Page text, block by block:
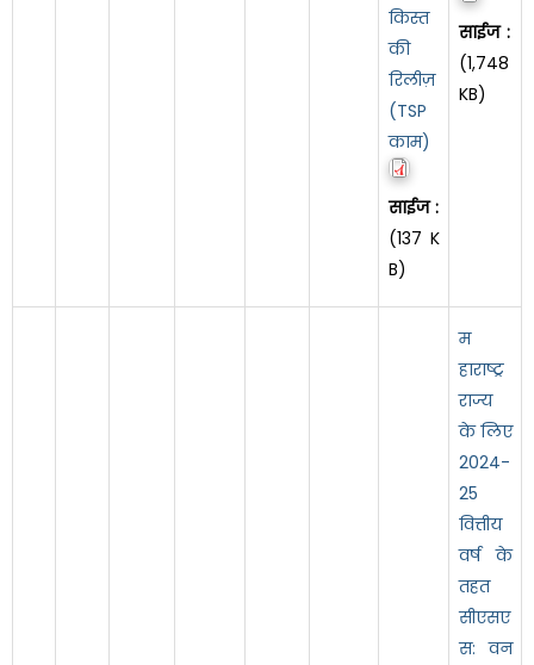
किस्त
की
रिलीज़
(TSP
काम)
साईज :
(137 K
B)
साईज :
(1,748
KB)
म
हाराष्ट्र
राज्य
के लिए
2024-
25
वित्तीय
वर्ष के
तहत
सीएसए
स: वन